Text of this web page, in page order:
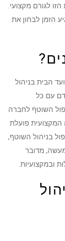
לגורם מקצועי.
לבחון את
הבית בניהול
עם כל
השוטף לחברה
פועלת
בניהול השוטף,
מדובר